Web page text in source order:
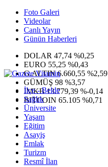
Foto Galeri
Videolar
Canlı Yayın
Günün Haberleri
DOLAR 47,74 %0,25
EURO 55,25 %0,43
G.ALTIN6.660,55 %2,59
GÜMÜŞ 98 %3,57
IMKB13.779,39 %-0,14
BITCOIN 65.105 %0,71
İlçe - Belde
Sağlık
Üniversite
Yaşam
Eğitim
Asayiş
Emlak
Turizm
Resmî İlan